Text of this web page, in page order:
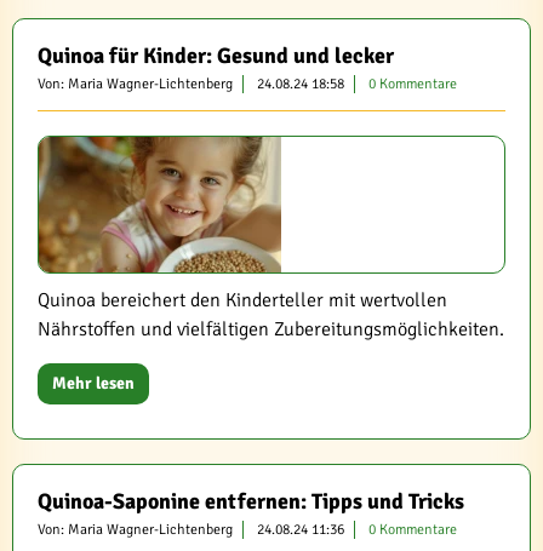
Quinoa für Kinder: Gesund und lecker
Von: Maria Wagner-Lichtenberg 24.08.24 18:58 0 Kommentare
Quinoa bereichert den Kinderteller mit wertvollen
Nährstoffen und vielfältigen Zubereitungsmöglichkeiten.
Mehr lesen
Quinoa-Saponine entfernen: Tipps und Tricks
Von: Maria Wagner-Lichtenberg 24.08.24 11:36 0 Kommentare